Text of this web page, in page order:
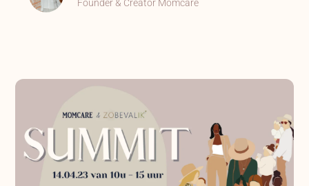
Founder & Creator Momcare